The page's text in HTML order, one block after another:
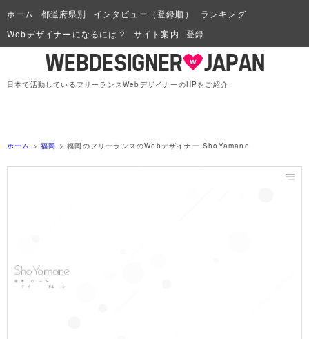
ホーム 都道府県別 インタビュー（登録順）
ランキング
Webデザイナーになるには？
サイト案内 登録
日本で活動しているフリーランスWebデザイナーのHPをご紹介
ホーム >福岡 > 福岡のフリーランスのWebデザイナー ShoYamane